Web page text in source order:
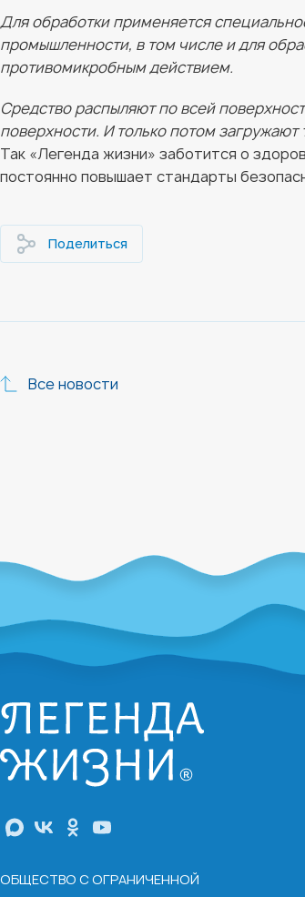
Для обработки применяется
промышленности, в том числе и для
противомикробным действием.
Средство распыляют по всей
поверхности. И только потом загружают
Так «Легенда жизни» заботится о
постоянно повышает стандарты
Поделиться
Все новости
ОБЩЕСТВО С ОГРАНИЧЕННОЙ